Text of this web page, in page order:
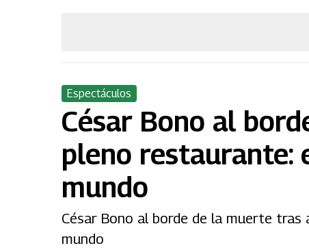
Espectáculos
César Bono al
pleno restaurante:
mundo
César Bono al borde de la muerte
mundo